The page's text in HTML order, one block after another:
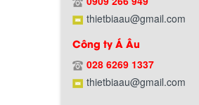
thietbiaau@gmail.com
Công ty Á Âu
028 6269 1337
thietbiaau@gmail.com
Chính sách giao hàng